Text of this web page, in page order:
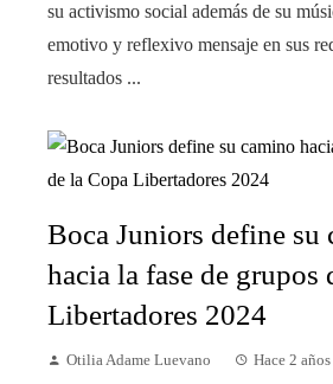
su activismo social además de su
emotivo y reflexivo mensaje en sus
resultados ...
Boca Juniors define su
hacia la fase de grupos
Libertadores 2024
Otilia Adame Luevano Hace 2 años